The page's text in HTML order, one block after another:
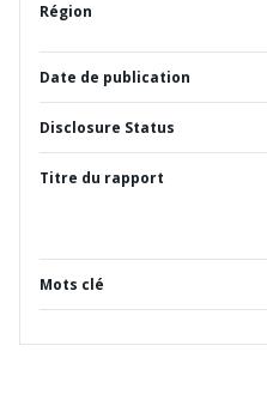
Région
Date de publication
Disclosure Status
Titre du rapport
Mots clé